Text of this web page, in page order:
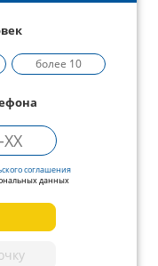
более 10
соглашения
данных